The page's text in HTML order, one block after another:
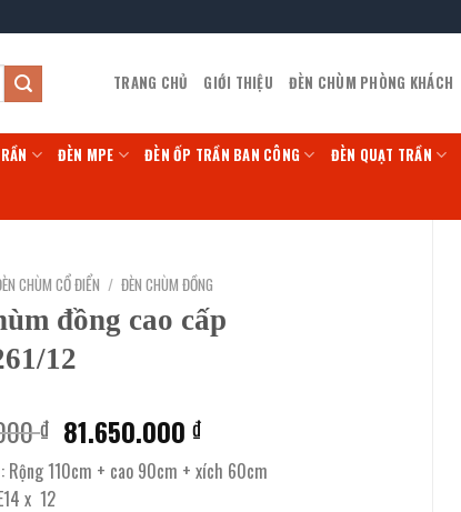
TRANG CHỦ GIỚI THIỆU ĐÈN CHÙM PHÒNG KHÁCH
ĐÈN MPE ĐÈN ỐP TRẦN BAN CÔNG ĐÈN QUẠT TRẦN
CHÙM CỔ ĐIỂN / ĐÈN CHÙM ĐỒNG
đồng cao cấp
12
₫ Giá
gốc
là:
81.650.000₫Giá
hiện
tại
Rộng 110cm + cao 90cm + xích 60cm
x 12